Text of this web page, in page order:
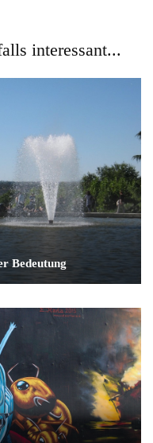
interessant...
Bedeutung